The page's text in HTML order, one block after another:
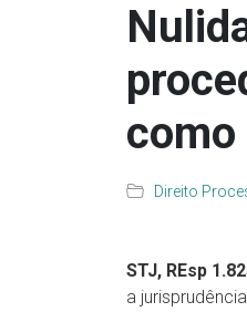
Direito
STJ, REsp
a